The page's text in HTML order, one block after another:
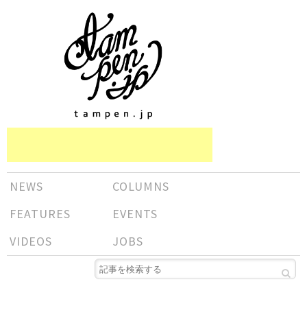
NEWS
COLUMNS
FEATURES
EVENTS
VIDEOS
JOBS